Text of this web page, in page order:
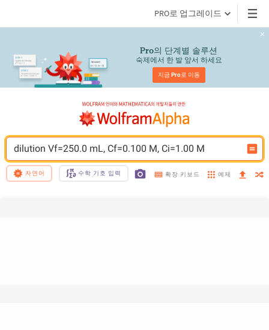
PRO로 업그레이드
Pro의 단계별 솔루션
숙제에서 한 발 앞서 하세요
지금 Pro로 이동
dilution Vf=250.0 mL, Cf=0.100 M, Ci=1.00 M
자연어 수학 기호 입력 확장 키보드 예제